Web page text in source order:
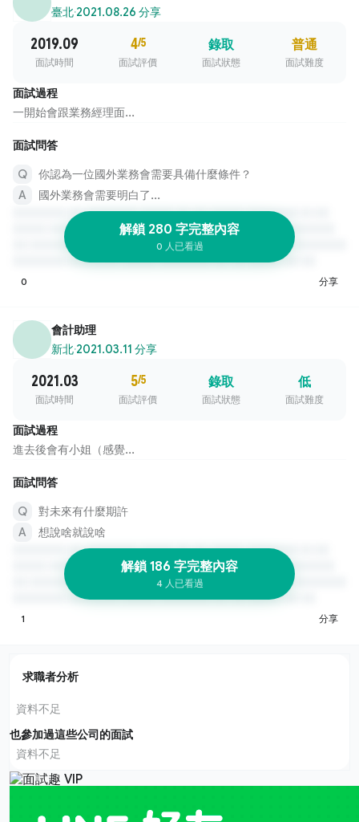
臺北·2021.08.26 分享
2019.09
面試時間
4/5
面試評價
錄取
面試狀態
普通
面試難度
面試過程
一開始會跟業務經理面...
面試問答
你認為一位國外業務會需要具備什麼條件？
國外業務會需要明白了...
解鎖 280 字完整內容
0 人已看過
0 分享
會計助理
新北·2021.03.11 分享
2021.03
面試時間
5/5
面試評價
錄取
面試狀態
低
面試難度
面試過程
進去後會有小姐（感覺...
面試問答
對未來有什麼期許
想說啥就說啥
解鎖 186 字完整內容
4 人已看過
1 分享
求職者分析
資料不足
也參加過這些公司的面試
資料不足